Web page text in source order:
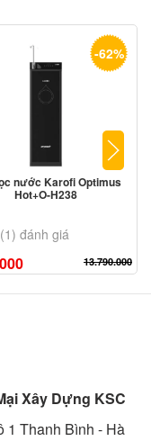
-62%
nước Karofi Optimus
Hot+O-H238
5.00 trên 5 dựa trên
(1) đánh giá
13.790.000
Xây Dựng KSC
1 Thanh Bình - Hà